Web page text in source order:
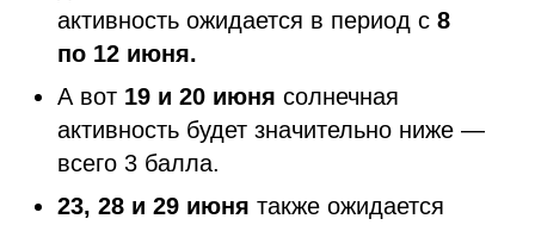
активность ожидается в период с 8
по 12 июня.
А вот 19 и 20 июня солнечная
активность будет значительно ниже —
всего 3 балла.
23, 28 и 29 июня также ожидается